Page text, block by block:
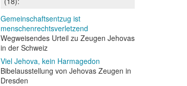
Gemeinschaftsentzug ist
menschenrechtsverletzend
Wegweisendes Urteil zu Zeugen Jehovas
in der Schweiz
Viel Jehova, kein Harmagedon
Bibelausstellung von Jehovas Zeugen in
Dresden